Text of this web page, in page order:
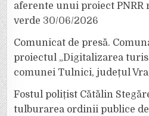
aferente unui proiect
verde 30/06/2026
Comunicat de presă.
proiectul „Digitalizarea
comunei Tulnici, județul
Fostul polițist Cătălin
tulburarea ordinii publice